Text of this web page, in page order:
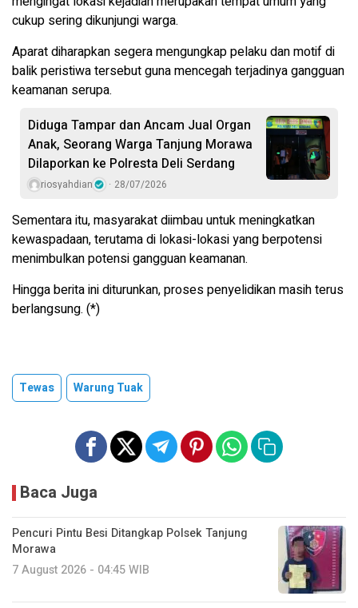
cukup sering dikunjungi warga.
Aparat diharapkan segera mengungkap pelaku dan motif di
balik peristiwa tersebut guna mencegah terjadinya gangguan
keamanan serupa.
Diduga Tampar dan Ancam Jual Organ
Anak, Seorang Warga Tanjung Morawa
Dilaporkan ke Polresta Deli Serdang
riosyahdian 28/07/2026
Sementara itu, masyarakat diimbau untuk meningkatkan
kewaspadaan, terutama di lokasi-lokasi yang berpotensi
menimbulkan potensi gangguan keamanan.
Hingga berita ini diturunkan, proses penyelidikan masih terus
berlangsung. (*)
Tewas Warung Tuak
Baca Juga
Pencuri Pintu Besi Ditangkap Polsek Tanjung
Morawa
7 August 2026 - 04:45 WIB